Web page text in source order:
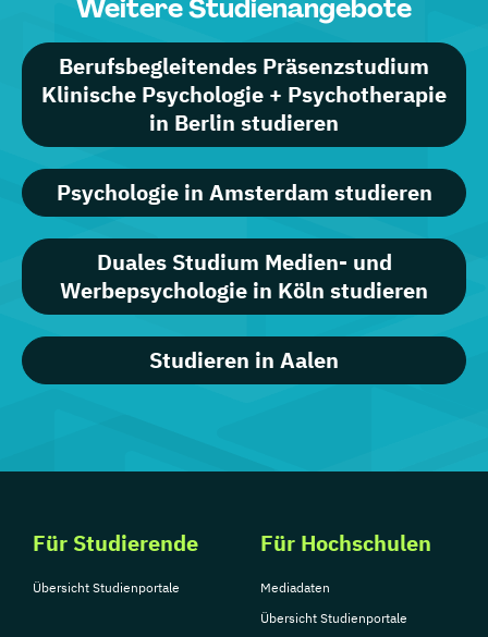
Weitere Studienangebote
Berufsbegleitendes Präsenzstudium
Klinische Psychologie + Psychotherapie
in Berlin studieren
Psychologie in Amsterdam studieren
Duales Studium Medien- und
Werbepsychologie in Köln studieren
Studieren in Aalen
Für Studierende
Übersicht Studienportale
Für Hochschulen
Mediadaten
Übersicht Studienportale